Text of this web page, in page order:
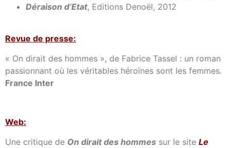
Déraison d’Etat, Editions Denoël, 2012
Revue de presse:
« On dirait des hommes », de Fabrice Tassel : un roman
passionnant où les véritables héroïnes sont les femmes.
France Inter
Web:
Une critique de On dirait des hommes sur le site Le